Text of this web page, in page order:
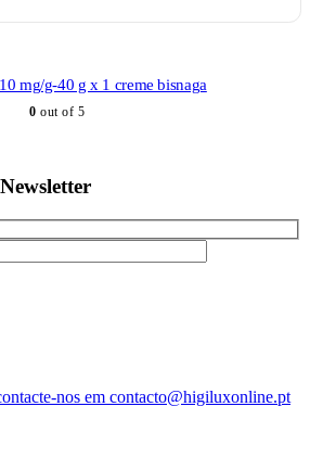
mg/g-40 g x 1 creme bisnaga
0 out of 5
nos em contacto@higiluxonline.pt